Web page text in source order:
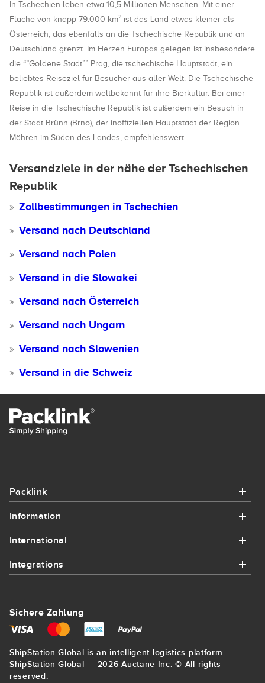
In Tschechien leben etwa 10,5 Millionen Menschen. Mit einer
Fläche von knapp 79.000 km² ist das Land etwas kleiner als
Österreich, das ebenfalls an die Tschechische Republik und an
Deutschland grenzt. Im Herzen Europas gelegen ist insbesondere
die “”Goldene Stadt”” Prag, die tschechische Hauptstadt, ein
beliebtes Reiseziel für Besucher aus aller Welt. Die Tschechische
Republik ist außerdem weltbekannt für ihre Bierkultur. Bei einer
Reise in die Tschechische Republik ist außerdem ein Besuch in
der Stadt Brünn (Brno), der inoffiziellen Hauptstadt der Region
Mähren im Süden des Landes, empfehlenswert.
Versandziele in der nähe der Tschechischen
Republik
Zollbestimmungen in Tschechien
Versand nach Deutschland
Versand nach Polen
Versand in die Slowakei
Versand nach Österreich
Versand nach Ungarn
Versand nach Slowenien
Versand in die Schweiz
Packlink
Sitemap
Allgemeine geschäftsbedingungen
Information
Integrationen
Volumengewicht
Paketverfolgung
International
International
Send parcel to France
Send parcel to USA
Send parcel to Germany
Integrations
Amazon
eBay
Sichere Zahlung
ShipStation Global is an intelligent logistics platform.
ShipStation Global — 2026 Auctane Inc. © All rights
reserved.